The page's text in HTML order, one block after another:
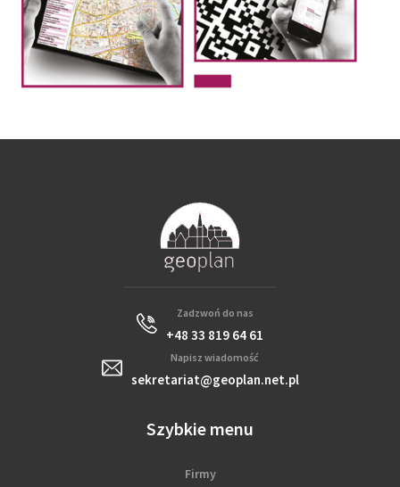
Zadzwoń do nas
+48 33 819 64 61
Napisz wiadomość
sekretariat@geoplan.net.pl
Szybkie menu
Firmy